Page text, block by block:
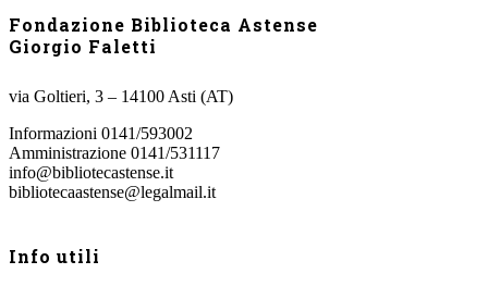
Fondazione Biblioteca Astense
Giorgio Faletti
via Goltieri, 3 – 14100 Asti (AT)
Informazioni 0141/593002
Amministrazione 0141/531117
info@bibliotecastense.it
bibliotecaastense@legalmail.it
Info utili